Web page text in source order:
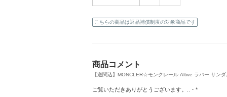
こちらの商品は返品補償制度の対象商品です
商品コメント
【送関込】MONCLER☆モンクレール Altive ラバー サン
ご覧いただきありがとうございます。..・*